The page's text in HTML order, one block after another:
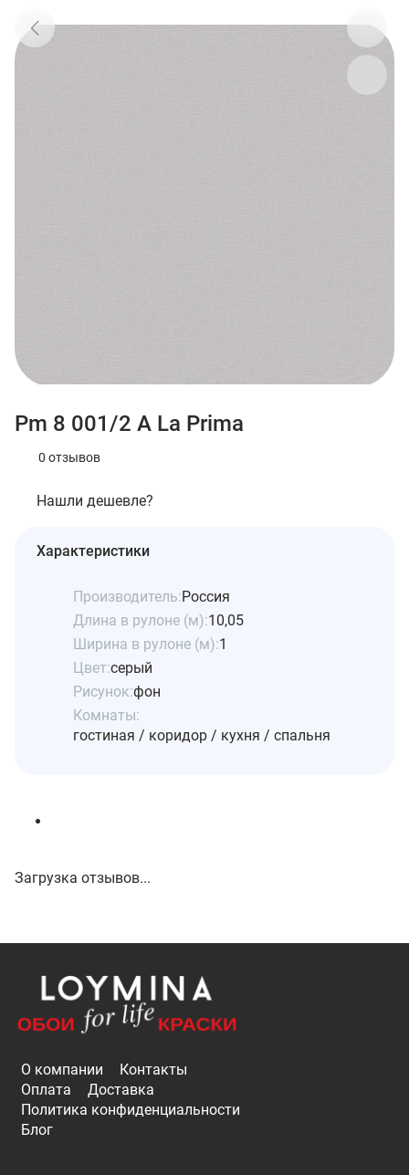
Pm 8 001/2 A La Prima
0 отзывов
Нашли дешевле?
Характеристики
Производитель:Россия
Длина в рулоне (м):10,05
Ширина в рулоне (м):1
Цвет:серый
Рисунок:фон
Комнаты:
гостиная / коридор / кухня / спальня
Загрузка отзывов...
О компании
Контакты
Оплата
Доставка
Политика конфиденциальности
Блог